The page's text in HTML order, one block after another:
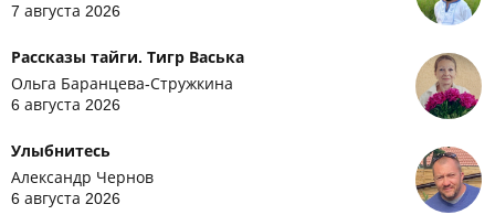
7 августа 2026
Рассказы тайги. Тигр Васька
Ольга Баранцева-Стружкина
6 августа 2026
Улыбнитесь
Александр Чернов
6 августа 2026